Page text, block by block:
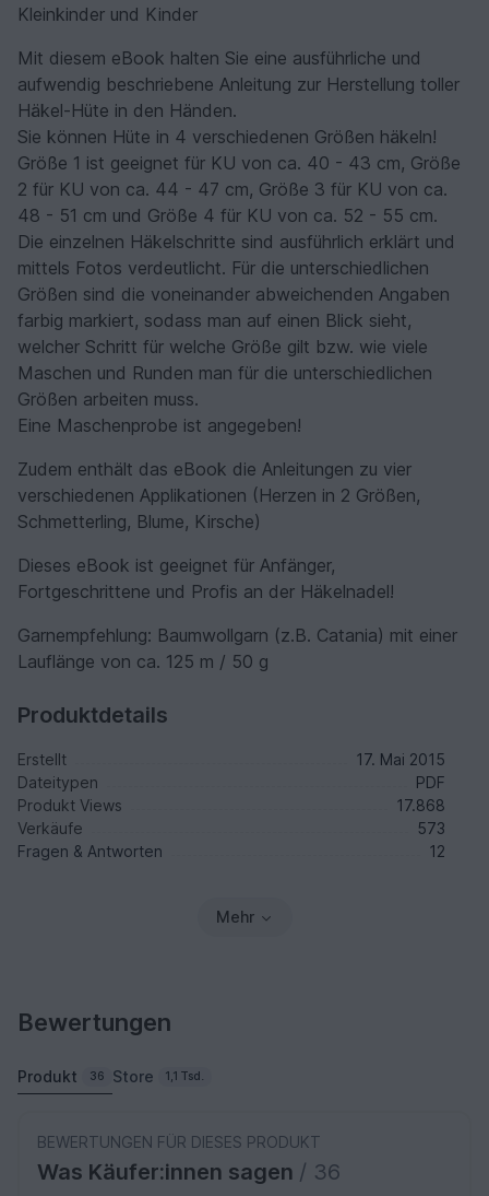
Kleinkinder und Kinder
Mit diesem eBook halten Sie eine ausführliche und
aufwendig beschriebene Anleitung zur Herstellung toller
Häkel-Hüte in den Händen.
Sie können Hüte in 4 verschiedenen Größen häkeln!
Größe 1 ist geeignet für KU von ca. 40 - 43 cm, Größe
2 für KU von ca. 44 - 47 cm, Größe 3 für KU von ca.
48 - 51 cm und Größe 4 für KU von ca. 52 - 55 cm.
Die einzelnen Häkelschritte sind ausführlich erklärt und
mittels Fotos verdeutlicht. Für die unterschiedlichen
Größen sind die voneinander abweichenden Angaben
farbig markiert, sodass man auf einen Blick sieht,
welcher Schritt für welche Größe gilt bzw. wie viele
Maschen und Runden man für die unterschiedlichen
Größen arbeiten muss.
Eine Maschenprobe ist angegeben!
Zudem enthält das eBook die Anleitungen zu vier
verschiedenen Applikationen (Herzen in 2 Größen,
Schmetterling, Blume, Kirsche)
Dieses eBook ist geeignet für Anfänger,
Fortgeschrittene und Profis an der Häkelnadel!
Garnempfehlung: Baumwollgarn (z.B. Catania) mit einer
Lauflänge von ca. 125 m / 50 g
Produktdetails
Erstellt
17. Mai 2015
Dateitypen
PDF
Produkt Views
17.868
Verkäufe
573
Fragen & Antworten
12
Mehr
Bewertungen
Produkt 36 Store 1,1 Tsd.
BEWERTUNGEN FÜR DIESES PRODUKT
Was Käufer:innen sagen / 36